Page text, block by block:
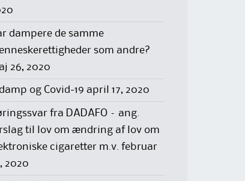
dampere de samme
som andre?
26, 2020
og Covid-19 april 17, 2020
fra DADAFO – ang.
til lov om ændring af lov om
cigaretter m.v. februar
2020